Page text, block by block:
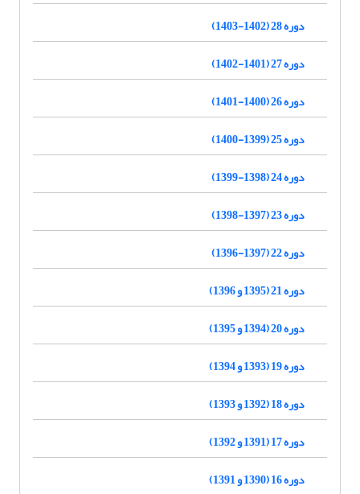
دوره 28 (1402-1403)
دوره 27 (1401-1402)
دوره 26 (1400-1401)
دوره 25 (1399-1400)
دوره 24 (1398-1399)
دوره 23 (1397-1398)
دوره 22 (1397-1396)
دوره 21 (1395 و 1396)
دوره 20 (1394 و 1395)
دوره 19 (1393 و 1394)
دوره 18 (1392 و 1393)
دوره 17 (1391 و 1392)
دوره 16 (1390 و 1391)